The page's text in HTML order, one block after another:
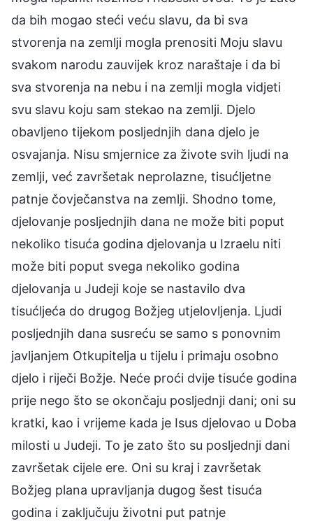
da bih mogao steći veću slavu, da bi sva
stvorenja na zemlji mogla prenositi Moju slavu
svakom narodu zauvijek kroz naraštaje i da bi
sva stvorenja na nebu i na zemlji mogla vidjeti
svu slavu koju sam stekao na zemlji. Djelo
obavljeno tijekom posljednjih dana djelo je
osvajanja. Nisu smjernice za živote svih ljudi na
zemlji, već završetak neprolazne, tisućljetne
patnje čovječanstva na zemlji. Shodno tome,
djelovanje posljednjih dana ne može biti poput
nekoliko tisuća godina djelovanja u Izraelu niti
može biti poput svega nekoliko godina
djelovanja u Judeji koje se nastavilo dva
tisućljeća do drugog Božjeg utjelovljenja. Ljudi
posljednjih dana susreću se samo s ponovnim
javljanjem Otkupitelja u tijelu i primaju osobno
djelo i riječi Božje. Neće proći dvije tisuće godina
prije nego što se okončaju posljednji dani; oni su
kratki, kao i vrijeme kada je Isus djelovao u Doba
milosti u Judeji. To je zato što su posljednji dani
završetak cijele ere. Oni su kraj i završetak
Božjeg plana upravljanja dugog šest tisuća
godina i zaključuju životni put patnje